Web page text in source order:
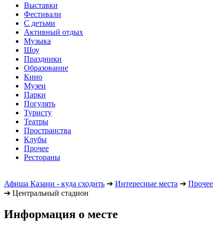
Выставки
Фестивали
С детьми
Активный отдых
Музыка
Шоу
Праздники
Образование
Кино
Музеи
Парки
Погулять
Туристу
Театры
Пространства
Клубы
Прочее
Рестораны
Афиша Казани - куда сходить ➔ Интересные места ➔ Прочее
➔ Центральный стадион
Информация о месте